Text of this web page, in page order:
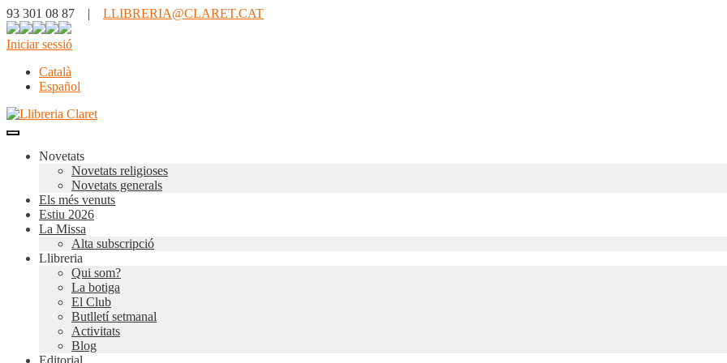
93 301 08 87 | LLIBRERIA@CLARET.CAT
Iniciar sessió
Català
Español
Novetats
Novetats religioses
Novetats generals
Els més venuts
Estiu 2026
La Missa
Alta subscripció
Llibreria
Qui som?
La botiga
El Club
Butlletí setmanal
Activitats
Blog
Editorial